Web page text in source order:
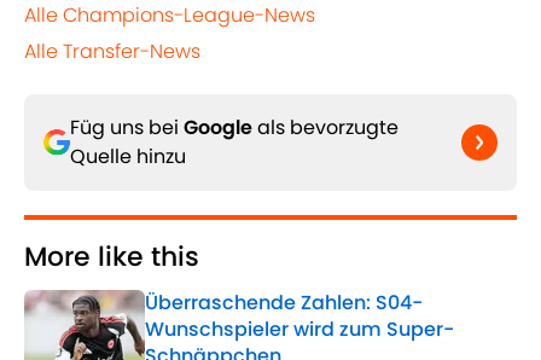
Alle Champions-League-News
Alle Transfer-News
Füg uns bei Googleals bevorzugte
Quelle hinzu
More like this
Überraschende Zahlen: S04-
Wunschspieler wird zum Super-